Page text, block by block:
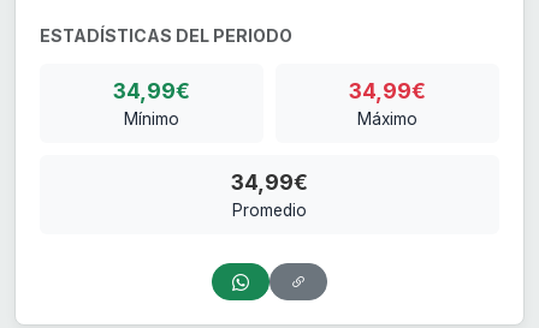
ESTADÍSTICAS DEL PERIODO
34,99€
Mínimo
34,99€
Máximo
34,99€
Promedio